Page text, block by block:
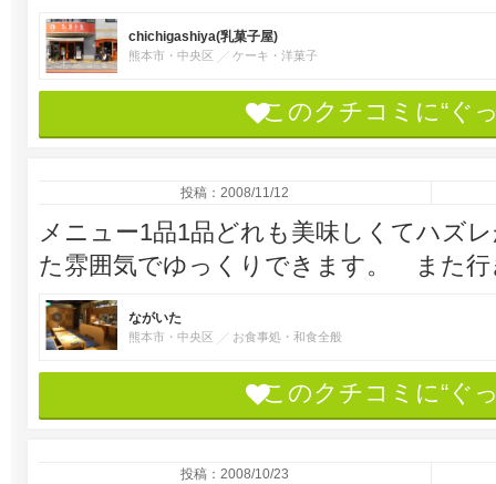
chichigashiya(乳菓子屋)
熊本市・中央区 ケーキ・洋菓子
このクチコミに“ぐ
投稿：2008/11/12
メニュー1品1品どれも美味しくてハズ
た雰囲気でゆっくりできます。 また行
ながいた
熊本市・中央区 お食事処・和食全般
このクチコミに“ぐ
投稿：2008/10/23